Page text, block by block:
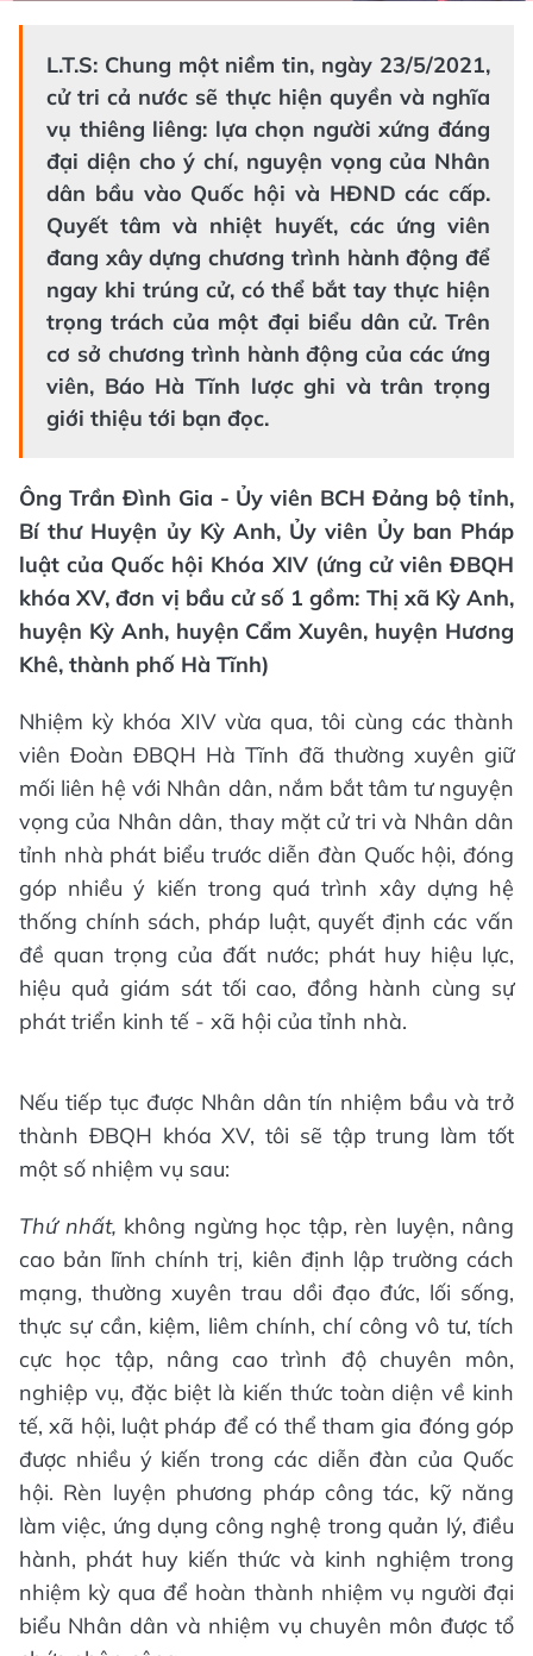
L.T.S: Chung một niềm tin, ngày 23/5/2021,
cử tri cả nước sẽ thực hiện quyền và nghĩa
vụ thiêng liêng: lựa chọn người xứng đáng
đại diện cho ý chí, nguyện vọng của Nhân
dân bầu vào Quốc hội và HĐND các cấp.
Quyết tâm và nhiệt huyết, các ứng viên
đang xây dựng chương trình hành động để
ngay khi trúng cử, có thể bắt tay thực hiện
trọng trách của một đại biểu dân cử. Trên
cơ sở chương trình hành động của các ứng
viên, Báo Hà Tĩnh lược ghi và trân trọng
giới thiệu tới bạn đọc.
Ông Trần Đình Gia - Ủy viên BCH Đảng bộ tỉnh,
Bí thư Huyện ủy Kỳ Anh, Ủy viên Ủy ban Pháp
luật của Quốc hội Khóa XIV (ứng cử viên ĐBQH
khóa XV, đơn vị bầu cử số 1 gồm: Thị xã Kỳ Anh,
huyện Kỳ Anh, huyện Cẩm Xuyên, huyện Hương
Khê, thành phố Hà Tĩnh)
Nhiệm kỳ khóa XIV vừa qua, tôi cùng các thành
viên Đoàn ĐBQH Hà Tĩnh đã thường xuyên giữ
mối liên hệ với Nhân dân, nắm bắt tâm tư nguyện
vọng của Nhân dân, thay mặt cử tri và Nhân dân
tỉnh nhà phát biểu trước diễn đàn Quốc hội, đóng
góp nhiều ý kiến trong quá trình xây dựng hệ
thống chính sách, pháp luật, quyết định các vấn
đề quan trọng của đất nước; phát huy hiệu lực,
hiệu quả giám sát tối cao, đồng hành cùng sự
phát triển kinh tế - xã hội của tỉnh nhà.
Nếu tiếp tục được Nhân dân tín nhiệm bầu và trở
thành ĐBQH khóa XV, tôi sẽ tập trung làm tốt
một số nhiệm vụ sau:
Thứ nhất, không ngừng học tập, rèn luyện, nâng
cao bản lĩnh chính trị, kiên định lập trường cách
mạng, thường xuyên trau dồi đạo đức, lối sống,
thực sự cần, kiệm, liêm chính, chí công vô tư, tích
cực học tập, nâng cao trình độ chuyên môn,
nghiệp vụ, đặc biệt là kiến thức toàn diện về kinh
tế, xã hội, luật pháp để có thể tham gia đóng góp
được nhiều ý kiến trong các diễn đàn của Quốc
hội. Rèn luyện phương pháp công tác, kỹ năng
làm việc, ứng dụng công nghệ trong quản lý, điều
hành, phát huy kiến thức và kinh nghiệm trong
nhiệm kỳ qua để hoàn thành nhiệm vụ người đại
biểu Nhân dân và nhiệm vụ chuyên môn được tổ